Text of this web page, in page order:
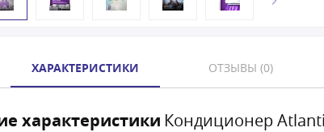
ХАРАКТЕРИСТИКИ ОТЗЫВЫ (0)
характеристики Кондиционер